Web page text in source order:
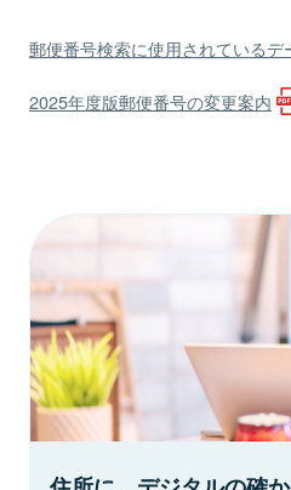
郵便番号検索に使用されているデ
2025年度版郵便番号の変更案内